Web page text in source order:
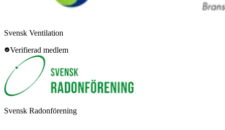
Svensk Ventilation
Verifierad medlem
Svensk Radonförening